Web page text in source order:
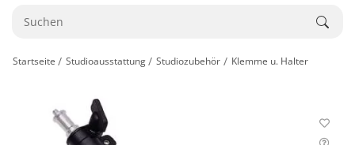
Startseite Studioausstattung Studiozubehör Klemme u. Halter